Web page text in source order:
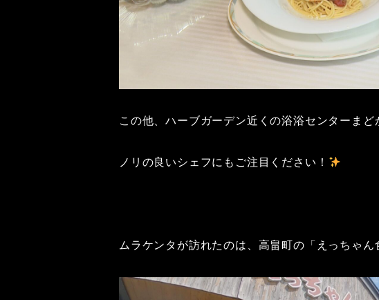
この他、ハーブガーデン近くの浴浴センターま
ノリの良いシェフにもご注目ください！
ムラケンタが訪れたのは、高畠町の「えっちゃん